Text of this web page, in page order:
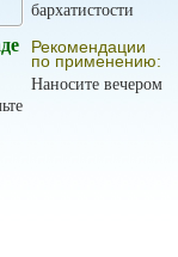
бархатистости
Рекомендации
по применению:
Наносите вечером